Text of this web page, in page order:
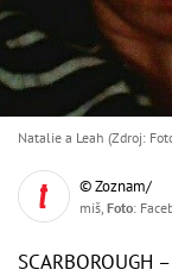
Natalie a Leah (Zdroj:
© Zoznam/
miš, Foto: